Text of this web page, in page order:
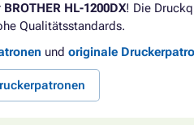
BROTHER HL-1200DX! Die
Qualitätsstandards.
und originale